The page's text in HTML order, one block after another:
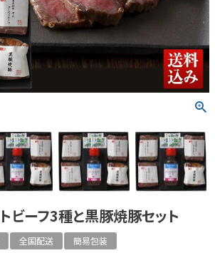
ビーフ3種と黒豚焼豚セット
全国配送
簡易包装